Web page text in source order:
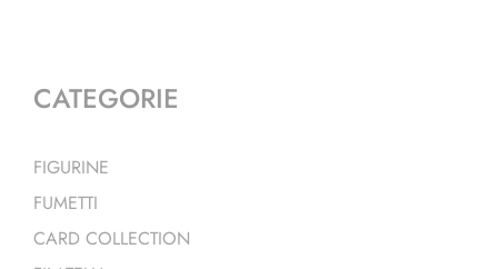
CATEGORIE
FIGURINE
FUMETTI
CARD COLLECTION